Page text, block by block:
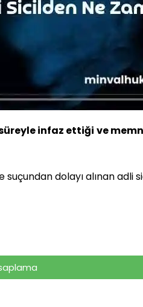
infaz ettiği ve
dolayı alınan adli